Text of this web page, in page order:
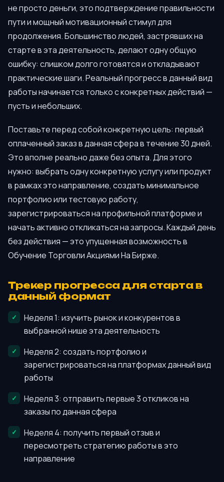
не просто деньги, это подтверждение правильности
пути и мощный мотивационный стимул для
продолжения. Большинство людей, застрявших на
старте в эта деятельность, делают одну общую
ошибку: слишком долго готовятся и откладывают
практические шаги. Реальный прогресс в данный вид
работы начинается только с конкретных действий —
пусть и небольших.
Поставьте перед собой конкретную цель: первый
оплаченный заказ в данная сфера в течение 30 дней.
Это вполне реально даже без опыта. Для этого
нужно: выбрать одну конкретную услугу или продукт
в рамках это направление, создать минимальное
портфолио или тестовую работу,
зарегистрироваться на профильной платформе и
начать активно откликаться на запросы. Каждый день
без действия — это упущенная возможность в
Обучение Торговли Акциями На Бирже.
Трекер прогресса для старта в
данный формат
Неделя 1: изучить рынок и конкурентов в
выбранной нише эта деятельность
Неделя 2: создать портфолио и
зарегистрироваться на платформах данный вид
работы
Неделя 3: отправить первые 3 откликов на
заказы по данная сфера
Неделя 4: получить первый отзыв и
пересмотреть стратегию работы в это
направление